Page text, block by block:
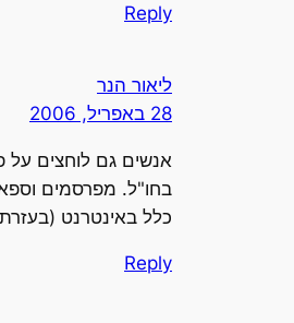
Reply
ליאור הנר
28 באפריל, 2006
בחו"ל. מפרסמים
כלל באינטרנט
Reply